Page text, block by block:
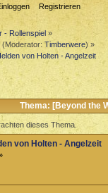
Registrieren
- Rollenspiel»
(Moderator:Timberwere) »
von Holten - Angelzeit
Thema: [Beyond the
4799 mal)
dieses Thema.
von Holten - Angelzeit